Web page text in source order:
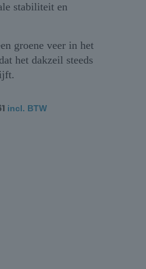
stabiliteit en
groene veer in het
het dakzeil steeds
incl. BTW